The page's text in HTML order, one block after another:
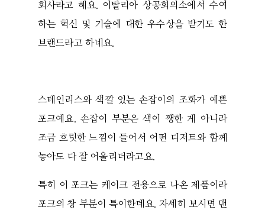
회사라고 해요. 이탈리아 상공회의소에서 수여
하는 혁신 및 기술에 대한 우수상을 받기도 한
브랜드라고 하네요.
스테인리스와 색깔 있는 손잡이의 조화가 예쁜
포크예요. 손잡이 부분은 색이 쨍한 게 아니라
조금 흐릿한 느낌이 들어서 어떤 디저트와 함께
놓아도 다 잘 어울리더라고요.
특히 이 포크는 케이크 전용으로 나온 제품이라
포크의 창 부분이 특이한데요. 자세히 보시면 맨